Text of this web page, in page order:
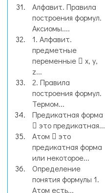
Алфавит. Правила
построения формул.
Аксиомы....
1. Алфавит.
предметные
переменные  x, y,
z...
2. Правила
построения формул.
Термом...
Предикатная форма
 это предикатная...
Атом  это
предикатная форма
или некоторое...
Определение
понятия формулы 1.
Атом есть...